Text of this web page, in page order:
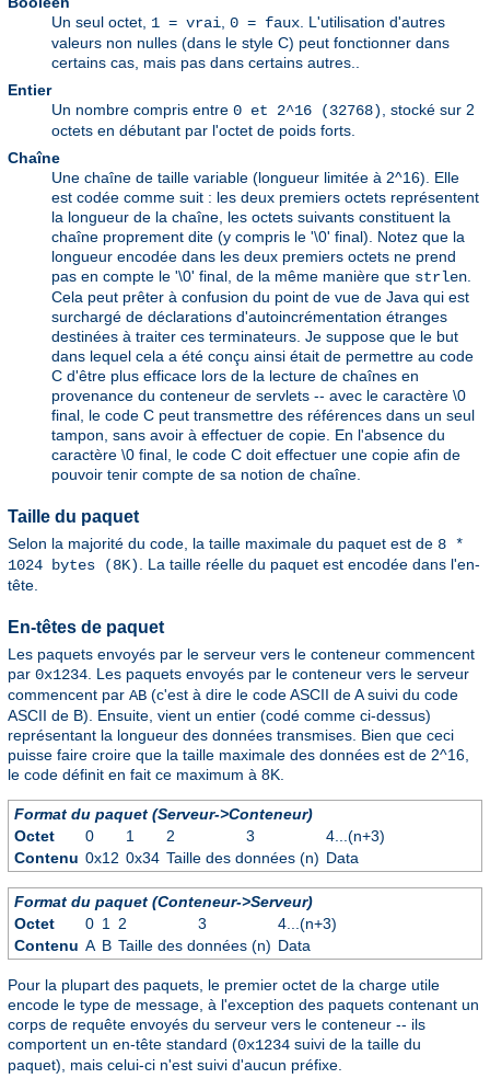
Un seul octet, 1 = vrai 0 = faux . L'utilisation d'autres
valeurs non nulles (dans le style C) peut fonctionner dans
certains cas, mais pas dans certains autres..
Entier
Un nombre compris entre 0 et 2^16 (32768)
, stocké sur 2
octets en débutant par l'octet de poids forts.
Chaîne
Une chaîne de taille variable (longueur limitée à 2^16). Elle
est codée comme suit : les deux premiers octets représentent
la longueur de la chaîne, les octets suivants constituent la
chaîne proprement dite (y compris le '\0' final). Notez que la
longueur encodée dans les deux premiers octets ne prend
pas en compte le '\0' final, de la même manière que strlen
Cela peut prêter à confusion du point de vue de Java qui est
surchargé de déclarations d'autoincrémentation étranges
destinées à traiter ces terminateurs. Je suppose que le but
dans lequel cela a été conçu ainsi était de permettre au code
C d'être plus efficace lors de la lecture de chaînes en
provenance du conteneur de servlets -- avec le caractère \0
final, le code C peut transmettre des références dans un seul
tampon, sans avoir à effectuer de copie. En l'absence du
caractère \0 final, le code C doit effectuer une copie afin de
pouvoir tenir compte de sa notion de chaîne.
Taille du paquet
Selon la majorité du code, la taille maximale du paquet est de 8 *
1024 bytes (8K)
. La taille réelle du paquet est encodée dans l'en-
tête.
En-têtes de paquet
Les paquets envoyés par le serveur vers le conteneur commencent
par 0x1234. Les paquets envoyés par le conteneur vers le serveur
commencent par AB (c'est à dire le code ASCII de A suivi du code
ASCII de B). Ensuite, vient un entier (codé comme ci-dessus)
représentant la longueur des données transmises. Bien que ceci
puisse faire croire que la taille maximale des données est de 2^16,
le code définit en fait ce maximum à 8K.
Format du paquet (Serveur->Conteneur)
Octet
0 1 2 3
4...(n+3)
Contenu 0x12 0x34 Taille des données (n) Data
Format du paquet (Conteneur->Serveur)
Octet
0 1 2 3
4...(n+3)
Contenu A B Taille des données (n) Data
Pour la plupart des paquets, le premier octet de la charge utile
encode le type de message, à l'exception des paquets contenant un
corps de requête envoyés du serveur vers le conteneur -- ils
comportent un en-tête standard (0x1234 suivi de la taille du
paquet), mais celui-ci n'est suivi d'aucun préfixe.